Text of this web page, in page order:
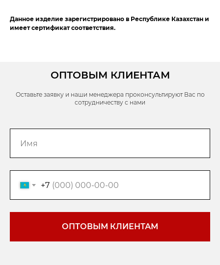
Данное изделие зарегистрировано в Республике Казахстан и
имеет сертификат соответствия.
ОПТОВЫМ КЛИЕНТАМ
Оставьте заявку и наши менеджера проконсультируют Вас по
сотрудничеству с нами
+7
ОПТОВЫМ КЛИЕНТАМ